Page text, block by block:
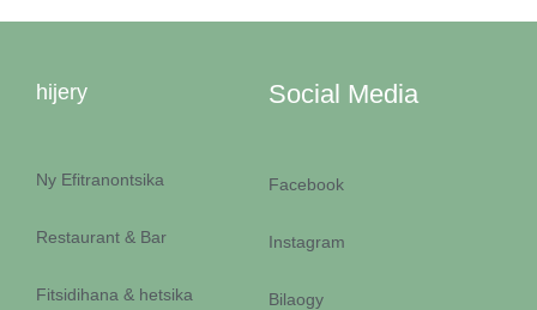
hijery
Ny Efitranontsika
Restaurant & Bar
Fitsidihana & hetsika
Social Media
Facebook
Instagram
Bilaogy